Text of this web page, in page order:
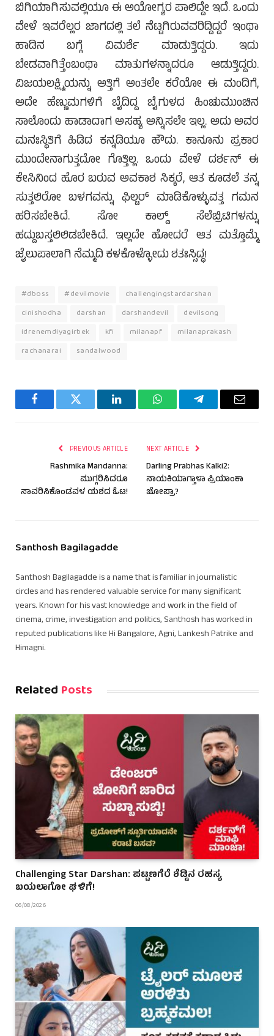
ಬಿಗಿಯಾಗಿಸುವಲ್ಲಿಯೂ ಈ ಅಯೋಗ್ಯರ ಪಾಲಿದ್ದೇ ಇದೆ. ಒಂದು
ವೇಳೆ ಇವರೆಲ್ಲರ ಜಾಗದಲ್ಲಿ ತಲೆ ನೆಟ್ಟಗಿರುವವರಿದ್ದಿದ್ದರೆ ಇಂಥಾ
ಹಾಡಿನ ಬಗ್ಗೆ ವಿಮರ್ಶೆ ಮಾಡುತ್ತಿದ್ದರು. ಇದು
ಬೇಡವಾಗಿತ್ತೆಂಬಂಥಾ ಮಾತುಗಳನ್ನಾದರೂ ಆಡುತ್ತಿದ್ದರು.
ವಿಜಯಲಕ್ಷ್ಮಿಯನ್ನು ಅತ್ತಿಗೆ ಅಂತಲೇ ಕರೆಯೋ ಈ ಮಂದಿಗೆ,
ಅದೇ ಹೆಣ್ಣುಮಗಳಿಗೆ ಬೈದಿದ್ದ ಬೈಗುಳದ ಹಿಂಚುಮುಂಚಿನ
ಸಾಲೊಂದು ಹಾಡಾದಾಗ ಅಸಹ್ಯ ಅನ್ನಿಸಲೇ ಇಲ್ಲ. ಅದು ಅವರ
ಮನಃಸ್ಥಿತಿಗೆ ಹಿಡಿದ ಕನ್ನಡಿಯೂ ಹೌದು. ಕಾನೂನು ಪ್ರಕಾರ
ಮುಂದೇನಾಗುತ್ತದೋ ಗೊತ್ತಿಲ್ಲ. ಒಂದು ವೇಳೆ ದರ್ಶನ್ ಈ
ಕೇಸಿನಿಂದ ಹೊರ ಬರುವ ಅವಕಾಶ ಸಿಕ್ಕರೆ, ಆತ ಕೂಡಲೆ ತನ್ನ
ಸುತ್ತಲಿರೋ ಬಳಗವನ್ನು ಫಿಲ್ಟರ್ ಮಾಡಿಕೊಳ್ಳುವತ್ತ ಗಮನ
ಹರಿಸಬೇಕಿದೆ. ಸೋ ಕಾಲ್ಡ್ ಸೆಲೆಬ್ರಿಟಿಗಳನ್ನು
ಹದ್ದುಬಸ್ತಲಿಲಿಡಬೇಕಿದೆ. ಇಲ್ಲದೇ ಹೋದರೆ ಆತ ಮತ್ತೊಮ್ಮೆ
ಜೈಲುಪಾಲಾಗಿ ನೆಮ್ಮದಿ ಕಳಕೊಳ್ಳೋದು ಶತಃಸ್ಸಿದ್ಧ!
#dboss #devilmovie
challengingstardarshan
cinishodha
darshan darshandevil
devilsong
idrenemdiyagirbek
kfi milanapf
milanaprakash
rachanarai
sandalwood
FacebookTwitter LinkedInWhatsAppTelegramEmail
PREVIOUS ARTICLE
Rashmika Mandanna:
ಮುಗ್ಗರಿಸಿದರೂ
ಸಾವರಿಸಿಕೊಂಡವಳ ಯಶದ ಓಟ!
NEXT ARTICLE
Darling Prabhas Kalki2:
ನಾಯಕಿಯಾಗ್ತಾಳಾ ಪ್ರಿಯಾಂಕಾ
ಚೋಪ್ರಾ?
Santhosh Bagilagadde
Santhosh Bagilagadde is a name that is familiar in journalistic
circles and has rendered valuable service for many significant
years. Known for his vast knowledge and work in the field of
cinema, crime, investigation and politics, Santhosh has worked in
reputed publications like Hi Bangalore, Agni, Lankesh Patrike and
Himagni.
Related Posts
Challenging Star Darshan: ಪಟ್ಟಣಗೆರೆ ಶೆಡ್ಡಿನ ರಹಸ್ಯ
ಬಯಲಾಗೋ ಘಳಿಗೆ!
06/08/2026